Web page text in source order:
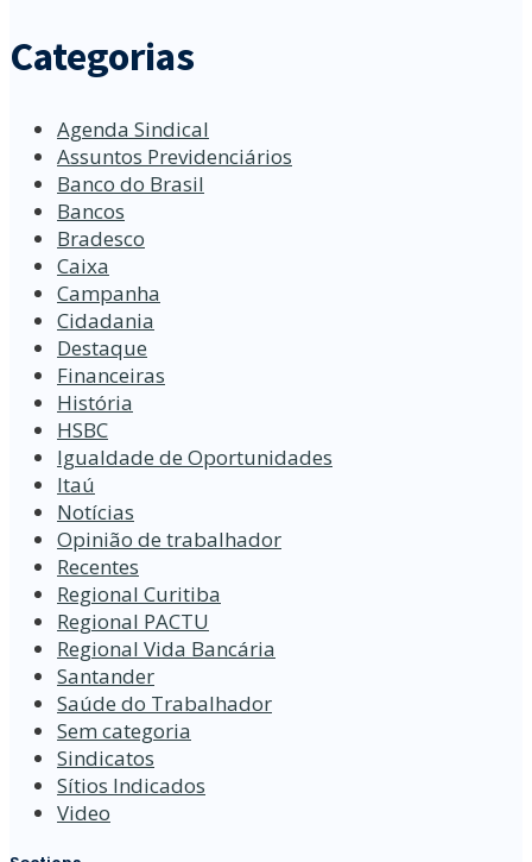
Categorias
Agenda Sindical
Assuntos Previdenciários
Banco do Brasil
Bancos
Bradesco
Caixa
Campanha
Cidadania
Destaque
Financeiras
História
HSBC
Igualdade de Oportunidades
Itaú
Notícias
Opinião de trabalhador
Recentes
Regional Curitiba
Regional PACTU
Regional Vida Bancária
Santander
Saúde do Trabalhador
Sem categoria
Sindicatos
Sítios Indicados
Video